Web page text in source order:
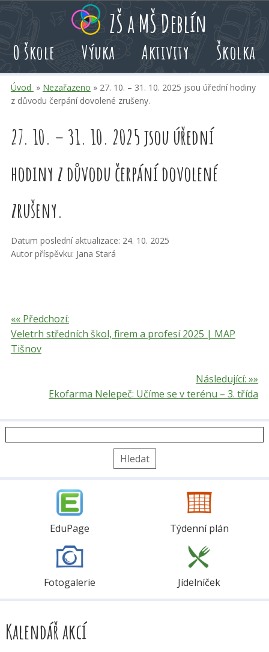
obsah
volby
akcí
ZŠ a MŠ Deblín
O škole Výuka Aktivity Školka
Úvod » Nezařazeno » 27. 10. – 31. 10. 2025 jsou úřední hodiny
z důvodu čerpání dovolené zrušeny.
27. 10. – 31. 10. 2025 jsou úřední
hodiny z důvodu čerpání dovolené
zrušeny.
Datum poslední aktualizace: 24. 10. 2025
Autor příspěvku: Jana Stará
«« Předchozí:
Veletrh středních škol, firem a profesí 2025 | MAP
Tišnov
Následující: »»
Ekofarma Nelepeč: Učíme se v terénu – 3. třída
EduPage Týdenní plán
Fotogalerie Jídelníček
Kalendář akcí